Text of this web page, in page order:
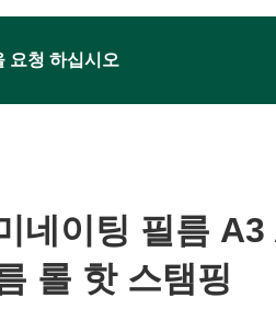
요청 하십시오
네이팅 필름
롤 핫 스탬핑
네이팅 필름
롤 핫 스탬핑